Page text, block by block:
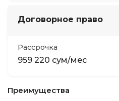
Договорное право
Рассрочка
959 220 сум/мес
Преимущества